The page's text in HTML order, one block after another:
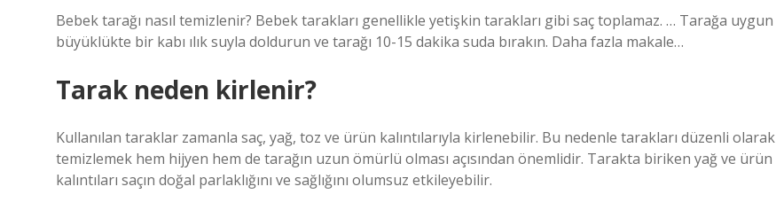
Bebek tarağı nasıl temizlenir? Bebek tarakları genellikle yetişkin tarakları gibi saç toplamaz. … Tarağa uygun
büyüklükte bir kabı ılık suyla doldurun ve tarağı 10-15 dakika suda bırakın. Daha fazla makale…
Tarak neden kirlenir?
Kullanılan taraklar zamanla saç, yağ, toz ve ürün kalıntılarıyla kirlenebilir. Bu nedenle tarakları düzenli olarak
temizlemek hem hijyen hem de tarağın uzun ömürlü olması açısından önemlidir. Tarakta biriken yağ ve ürün
kalıntıları saçın doğal parlaklığını ve sağlığını olumsuz etkileyebilir.